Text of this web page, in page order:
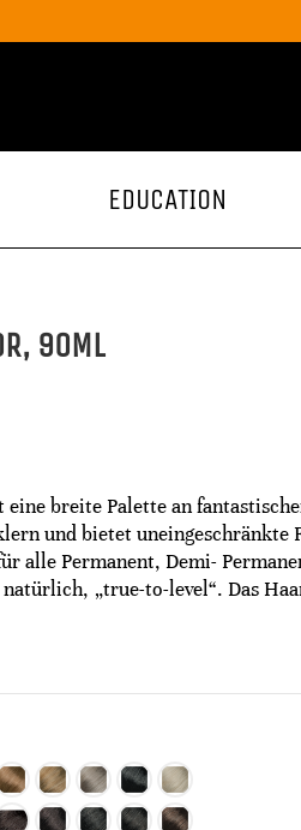
EDUCATION
90ML
breite Palette an
und bietet
alle Permanent, Demi-
„true-to-level“. Das